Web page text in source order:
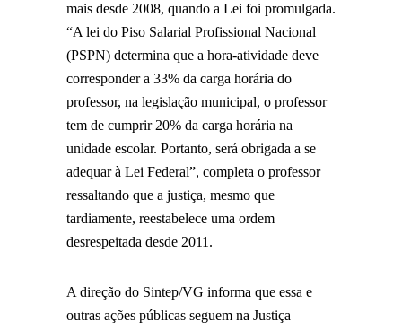
mais desde 2008, quando a Lei foi promulgada.
“A lei do Piso Salarial Profissional Nacional
(PSPN) determina que a hora-atividade deve
corresponder a 33% da carga horária do
professor, na legislação municipal, o professor
tem de cumprir 20% da carga horária na
unidade escolar. Portanto, será obrigada a se
adequar à Lei Federal”, completa o professor
ressaltando que a justiça, mesmo que
tardiamente, reestabelece uma ordem
desrespeitada desde 2011.
A direção do Sintep/VG informa que essa e
outras ações públicas seguem na Justiça